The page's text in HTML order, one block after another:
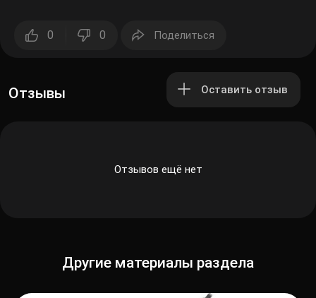
0 0 Поделиться
Отзывы Оставить отзыв
Отзывов ещё нет
Другие материалы раздела